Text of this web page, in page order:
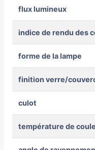
flux lumineux
indice de rendu des
forme de la lampe
finition verre/
culot
température de